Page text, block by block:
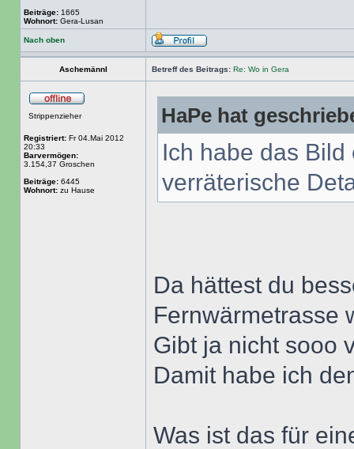
Beiträge: 1665
Wohnort: Gera-Lusan
Nach oben
Aschemännl Betreff des Beitrags: Re: Wo in Gera
Strippenzieher
Registriert: Fr 04.Mai 2012
20:33
Barvermögen:
3.154,37 Groschen
Beiträge: 6445
Wohnort: zu Hause
HaPe hat
Ich habe das
verräterische
Da hättest du
Fernwärmetrasse
Gibt ja nicht sooo
Damit habe ich
Was ist das für